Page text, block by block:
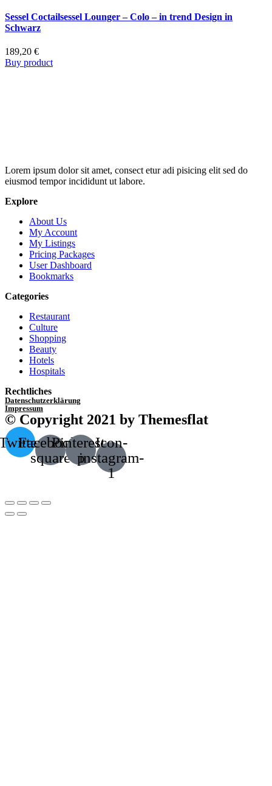
Sessel Coctailsessel Lounger – Colo – in trend Design in
Schwarz
189,20 €
Buy product
Lorem ipsum dolor sit amet, consect etur adi pisicing elit sed do
eiusmod tempor incididunt ut labore.
Explore
About Us
My Account
My Listings
Pricing Packages
User Dashboard
Bookmarks
Categories
Restaurant
Culture
Shopping
Beauty
Hotels
Hospitals
Rechtliches
Datenschutzerklärung
Impressum
© Copyright 2021 by Themesflat
Facebook-
square
Pinterest-
p
Icon-
instagram-
1